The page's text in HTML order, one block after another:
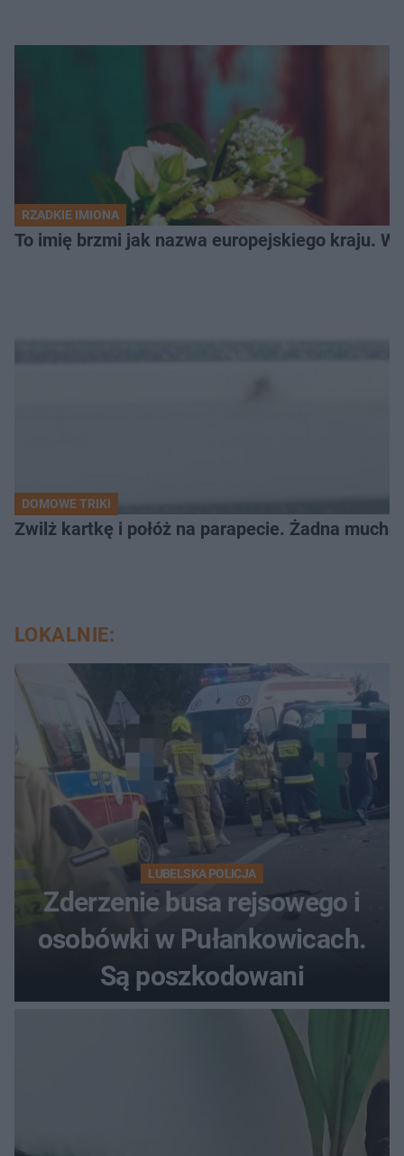
RZADKIE IMIONA
To imię brzmi jak nazwa europejskiego kraju.
DOMOWE TRIKI
Zwilż kartkę i połóż na parapecie. Żadna
LOKALNIE:
LUBELSKA POLICJA
Zderzenie busa rejsowego i
osobówki w Pułankowicach.
Są poszkodowani